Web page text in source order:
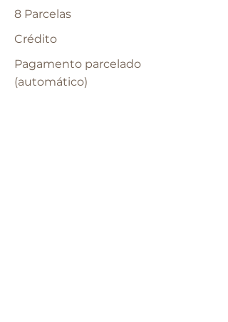
8 Parcelas
Crédito
Pagamento parcelado
(automático)